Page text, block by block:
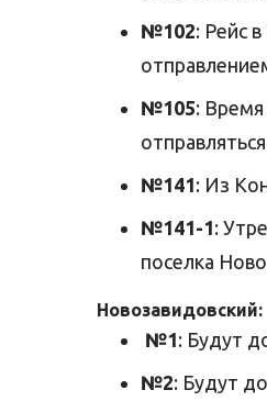
№102: Рейс
№105: Время
№141: Из
№141-1:
поселка
Новозавидовский:
№1: Будут
№2: Будут